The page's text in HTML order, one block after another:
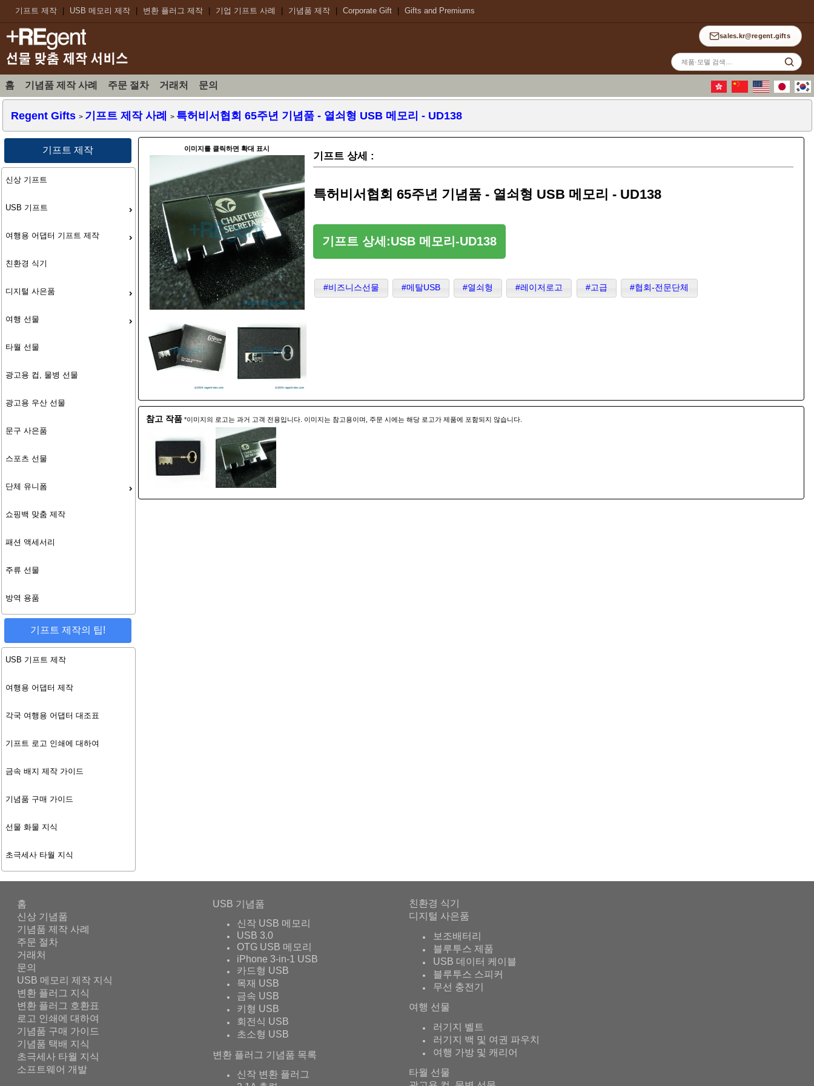
기프트 제작 USB 메모리 제작 변환 플러그 제작 기업 기프트 사례 기념품 제작 Corporate Gift Gifts and Premiums
sales.kr@regent.gifts
사
이
트
검
색
홈 기념품 제작 사례 주문 절차 거래처 문의
Regent Gifts > 기프트 제작 사례 > 특허비서협회 65주년 기념품 - 열쇠형 USB 메모리 - UD138
기프트 제작
신상 기프트
USB 기프트
여행용 어댑터 기프트 제작
친환경 식기
디지털 사은품
여행 선물
타월 선물
광고용 컵, 물병 선물
광고용 우산 선물
문구 사은품
스포츠 선물
단체 유니폼
쇼핑백 맞춤 제작
패션 액세서리
주류 선물
방역 용품
기프트 제작의 팁!
USB 기프트 제작
여행용 어댑터 제작
각국 여행용 어댑터 대조표
기프트 로고 인쇄에 대하여
금속 배지 제작 가이드
기념품 구매 가이드
선물 화물 지식
초극세사 타월 지식
이미지를 클릭하면 확대 표시
기프트 상세 :
특허비서협회 65주년 기념품 - 열쇠형 USB 메모리 - UD138
기프트 상세:USB 메모리-UD138
#비즈니스선물 #메탈USB #열쇠형 #레이저로고 #고급 #협회-전문단체
참고 작품 *이미지의 로고는 과거 고객 전용입니다. 이미지는 참고용이며, 주문 시에는 해당 로고가 제품에 포함되지 않습니다.
홈
신상 기념품
기념품 제작 사례
주문 절차
거래처
문의
USB 메모리 제작 지식
변환 플러그 지식
변환 플러그 호환표
로고 인쇄에 대하여
기념품 구매 가이드
기념품 택배 지식
초극세사 타월 지식
소프트웨어 개발
USB 기념품
신작 USB 메모리
USB 3.0
OTG USB 메모리
iPhone 3-in-1 USB
카드형 USB
목재 USB
금속 USB
키형 USB
회전식 USB
초소형 USB
변환 플러그 기념품 목록
신작 변환 플러그
친환경 식기
디지털 사은품
보조배터리
블루투스 제품
USB 데이터 케이블
블루투스 스피커
무선 충전기
여행 선물
러기지 벨트
러기지 백 및 여권 파우치
여행 가방 및 캐리어
타월 선물